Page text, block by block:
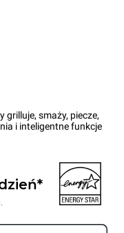
grilluje, smaży, piecze,
i inteligentne funkcje